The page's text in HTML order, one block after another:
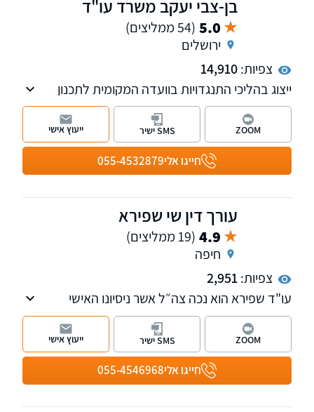
בן-צבי יעקב משרד עו"ד
5.0 (54 ממליצים)
ירושלים
צפיות:14,910
ייצוג בהליכי התנגדויות בוועדה המקומית לתכנון
ובניה ובהליכי ערר בוועדת הערר המחוזית לתכנון
ובניה, לרבות הליכי התנגדות לתוכניות מתאר. ייצוג
בנושא בתים משותפים בפני בית המשפט ובפני
המפקחת על המקרקעין. כמו כן, ליווי עסקאות מכר
ורכש במקרקעין נדל"ן.
חייגו אלי055-4532879
ZOOM SMS ישיר ייעוץ אישי
עורך דין שי שפירא
4.9 (19 ממליצים)
חיפה
צפיות:2,951
עו"ד שפירא הוא נכה צה״ל אשר ניסיונו האישי
הוביל אותו לעסוק במקצוע. המשרד מעניק ליווי
וייצוג משפטי בתחום נזקי הגוף והביטוח על כל
רבדיו, ייצוג נאשמים בעבירות תכנון ובניה.
חייגו אלי055-4546968
ZOOM SMS ישיר ייעוץ אישי